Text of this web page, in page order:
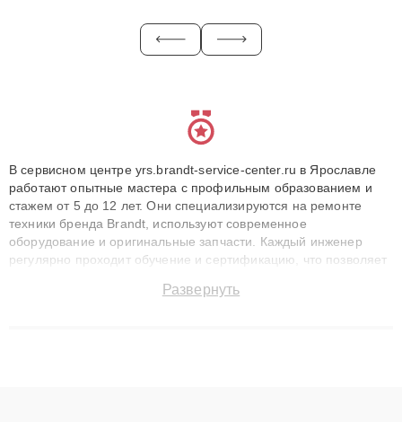
В сервисном центре yrs.brandt-service-center.ru в Ярославле
работают опытные мастера с профильным образованием и
стажем от 5 до 12 лет. Они специализируются на ремонте
техники бренда Brandt, используют современное
оборудование и оригинальные запчасти. Каждый инженер
регулярно проходит обучение и сертификацию, что позволяет
технику с сохранением гарантии до 3 лет. Наши мастера
Развернуть